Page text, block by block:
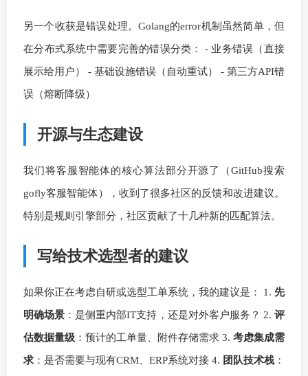
另一个收获是错误处理。Golang的error机制虽然简单，但
在分布式系统中需要完善的错误分类： - 业务错误（直接
展示给用户） - 基础设施错误（自动重试） - 第三方API错
误（熔断降级）
开源与生态建设
我们将客服智能体的核心算法部分开源了（GitHub搜索
gofly客服智能体），收到了很多社区的反馈和改进建议。
特别是规则引擎部分，社区贡献了十几种新的匹配算法。
写给技术选型者的建议
如果你正在考虑自研或选型工单系统，我的建议是： 1. 先
明确场景 ：是侧重内部IT支持，还是对外客户服务？ 2.评
估数据量级 ：预计的工单量、附件存储需求 3. 考虑集成需
求 ：是否需要与现有CRM、ERP系统对接 4. 团队技术栈 ：